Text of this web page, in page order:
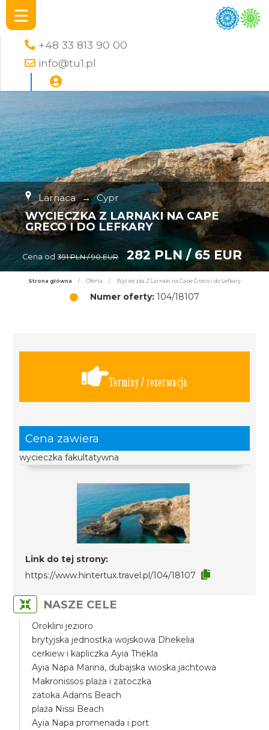
+48 33 813 90 00
info@tu1.pl
Larnaca → Cypr
WYCIECZKA Z LARNAKI NA CAPE
GRECO I DO LEFKARY
Cena od 391 PLN / 90 EUR 282 PLN / 65 EUR
Strona główna / Oferta / Wycieczka Z Larnaki na Cape Greco i do Lefkary
Numer oferty: 104/18107
Terminy / rezerwacja
Cena zawiera
wycieczka fakultatywna
Link do tej strony:
https://www.hintertux.travel.pl/104/18107
NASZE CELE
Oroklini jezioro
brytyjska jednostka wojskowa Dhekelia
cerkiew i kapliczka Ayia Thekla
Ayia Napa Marina, dubajska wioska jachtowa
Makronissos plaża i zatoczka
zatoka Adams Beach
plaża Nissi Beach
Ayia Napa promenada i port